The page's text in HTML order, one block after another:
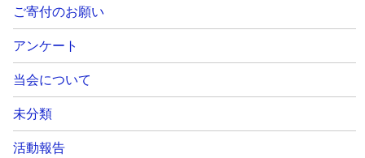
ご寄付のお願い
アンケート
当会について
未分類
活動報告